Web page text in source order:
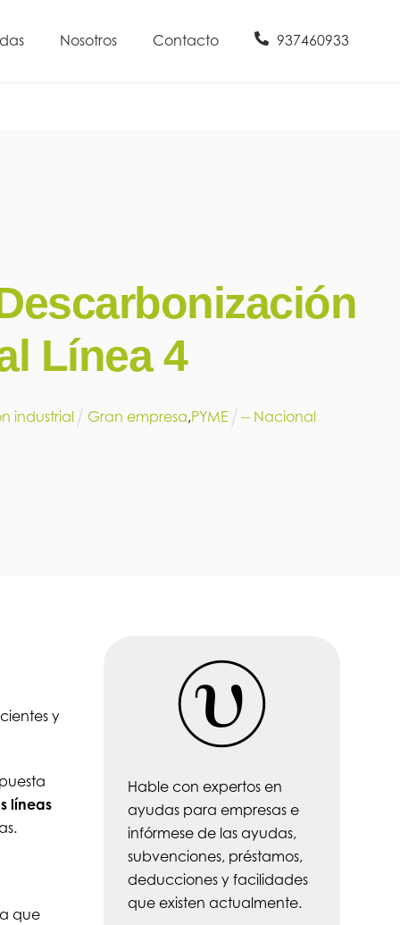
Nosotros Contacto 937460933
Línea 4
industrial Gran empresa,PYME -- Nacional
y
líneas
que
Hable con expertos en
ayudas para empresas e
infórmese de las ayudas,
subvenciones, préstamos,
deducciones y facilidades
que existen actualmente.